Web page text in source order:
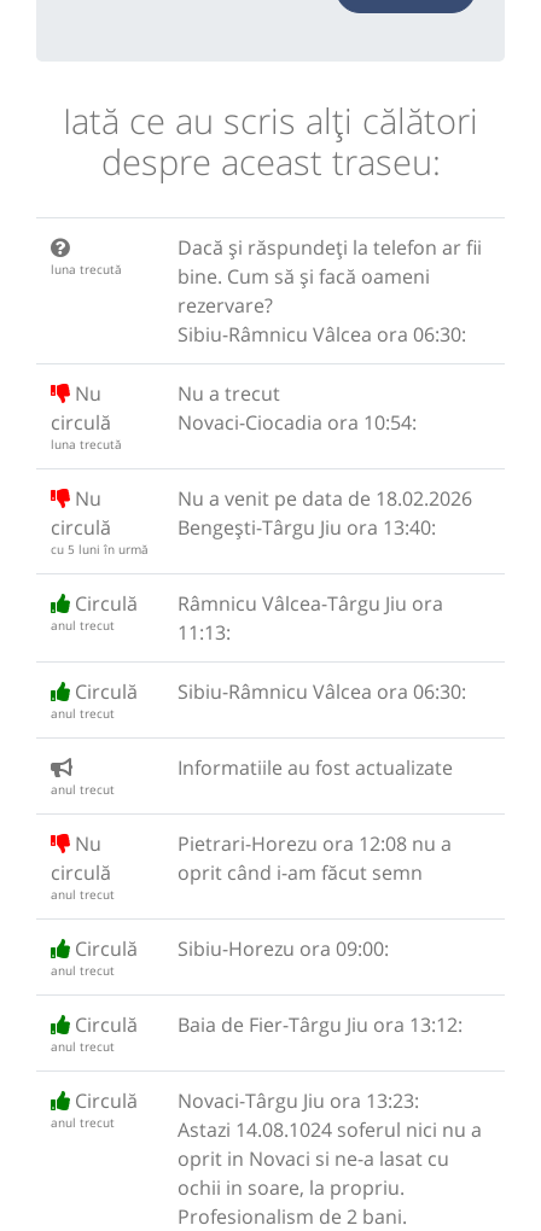
Iată ce au scris alţi călători
despre aceast traseu:
luna trecută
Dacă și răspundeți la telefon ar fii
bine. Cum să și facă oameni
rezervare?
Sibiu-Râmnicu Vâlcea ora 06:30:
Nu
circulă
luna trecută
Nu a trecut
Novaci-Ciocadia ora 10:54:
Nu
circulă
cu 5 luni în urmă
Nu a venit pe data de 18.02.2026
Bengești-Târgu Jiu ora 13:40:
Circulă
anul trecut
Râmnicu Vâlcea-Târgu Jiu ora
11:13:
Circulă
anul trecut
Sibiu-Râmnicu Vâlcea ora 06:30:
anul trecut
Informatiile au fost actualizate
Nu
circulă
anul trecut
Pietrari-Horezu ora 12:08 nu a
oprit când i-am făcut semn
Circulă
anul trecut
Sibiu-Horezu ora 09:00:
Circulă
anul trecut
Baia de Fier-Târgu Jiu ora 13:12:
Circulă
anul trecut
Novaci-Târgu Jiu ora 13:23:
Astazi 14.08.1024 soferul nici nu a
oprit in Novaci si ne-a lasat cu
ochii in soare, la propriu.
Profesionalism de 2 bani.